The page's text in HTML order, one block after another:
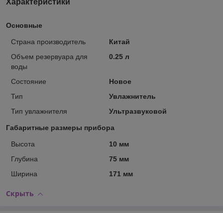
Характеристики
Основные
Страна производитель
Китай
Объем резервуара для
воды
0.25 л
Состояние
Новое
Тип
Увлажнитель
Тип увлажнителя
Ультразвуковой
Габаритные размеры прибора
Высота
10 мм
Глубина
75 мм
Ширина
171 мм
Скрыть